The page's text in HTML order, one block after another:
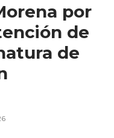
por
de
de